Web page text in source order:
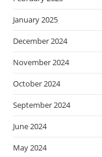
January 2025
December 2024
November 2024
October 2024
September 2024
June 2024
May 2024